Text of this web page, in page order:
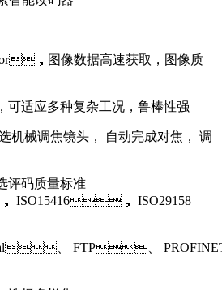
，图像数据高速获取，图像质
可适应多种复杂工况，鲁棒性强
机械调焦镜头， 自动完成对焦， 调
选评码质量标准
ISO15416， ISO29158
、 FTP、